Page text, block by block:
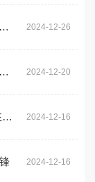
从国民美食到全球“真爱”:好欢螺携手檀健次的营销破圈之路 2024-12-26
苏州海卡缔听力重磅推出“瀚音助听系统” 实现助听器国产化替代 2024-12-20
需求驱动创新 西云数据为行业高质量发展注入新动力 2024-12-16
2024-12-16